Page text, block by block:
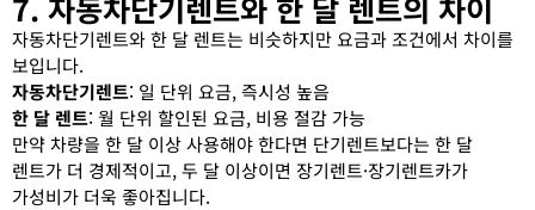
자동차단기렌트와 한 달 렌트는 비슷하지만 요금과 조건에서 차이를
보입니다.
자동차단기렌트: 일 단위 요금, 즉시성 높음
한 달 렌트: 월 단위 할인된 요금, 비용 절감 가능
만약 차량을 한 달 이상 사용해야 한다면 단기렌트보다는 한 달
렌트가 더 경제적이고, 두 달 이상이면 장기렌트·장기렌트카가
가성비가 더욱 좋아집니다.